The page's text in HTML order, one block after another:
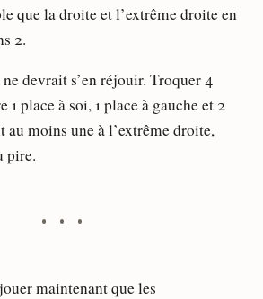
que la droite et l’extrême droite en
2.
devrait s’en réjouir. Troquer 4
1 place à soi, 1 place à gauche et 2
au moins une à l’extrême droite,
pire.
maintenant que les